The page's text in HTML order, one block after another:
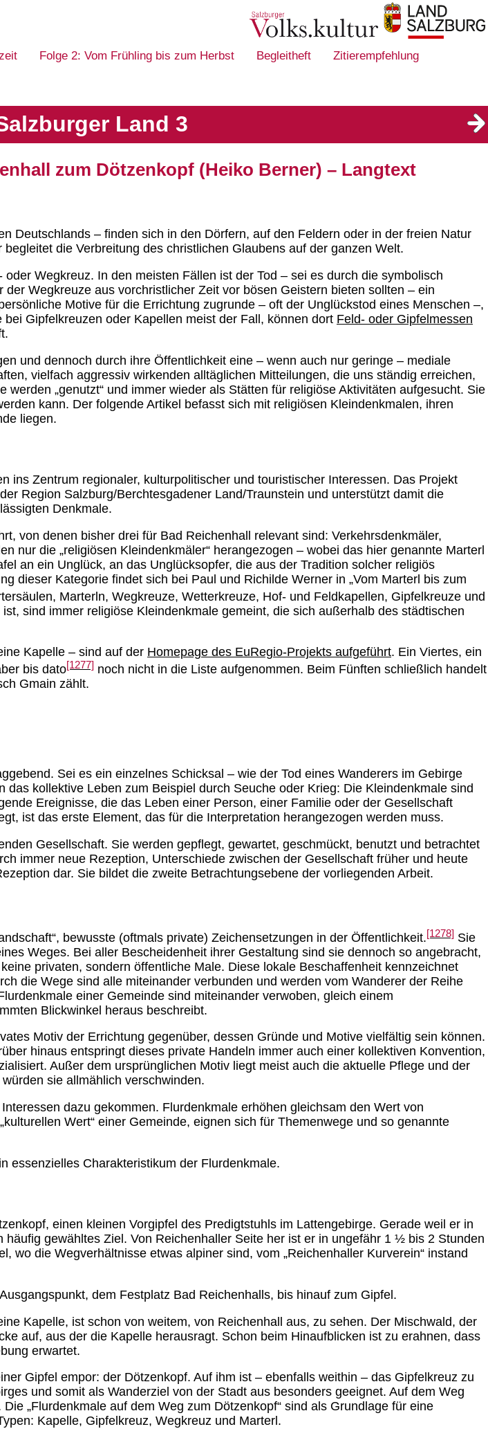
Folge 2: Vom Frühling bis zum Herbst Begleitheft Zitierempfehlung
Land 3
zum Dötzenkopf (Heiko Berner) – Langtext
Deutschlands – finden sich in den Dörfern, auf den Feldern oder in der freien Natur
die Verbreitung des christlichen Glaubens auf der ganzen Welt.
Wegkreuz. In den meisten Fällen ist der Tod – sei es durch die symbolisch
Wegkreuze aus vorchristlicher Zeit vor bösen Geistern bieten sollten – ein
Motive für die Errichtung zugrunde – oft der Unglückstod eines Menschen –,
Gipfelkreuzen oder Kapellen meist der Fall, können dort Feld- oder Gipfelmessen
und dennoch durch ihre Öffentlichkeit eine – wenn auch nur geringe – mediale
vielfach aggressiv wirkenden alltäglichen Mitteilungen, die uns ständig erreichen,
„genutzt“ und immer wieder als Stätten für religiöse Aktivitäten aufgesucht. Sie
kann. Der folgende Artikel befasst sich mit religiösen Kleindenkmalen, ihren
liegen.
Zentrum regionaler, kulturpolitischer und touristischer Interessen. Das Projekt
Region Salzburg/Berchtesgadener Land/Traunstein und unterstützt damit die
Denkmale.
von denen bisher drei für Bad Reichenhall relevant sind: Verkehrsdenkmäler,
nur die „religiösen Kleindenkmäler“ herangezogen – wobei das hier genannte Marterl
an ein Unglück, an das Unglücksopfer, die aus der Tradition solcher religiös
dieser Kategorie findet sich bei Paul und Richilde Werner in „Vom Marterl bis zum
Marterln, Wegkreuze, Wetterkreuze, Hof- und Feldkapellen, Gipfelkreuze und
sind immer religiöse Kleindenkmale gemeint, die sich außerhalb des städtischen
Kapelle – sind auf der Homepage des EuRegio-Projekts aufgeführt. Ein Viertes, ein
bis dato[1277] noch nicht in die Liste aufgenommen. Beim Fünften schließlich handelt
Gmain zählt.
Sei es ein einzelnes Schicksal – wie der Tod eines Wanderers im Gebirge
kollektive Leben zum Beispiel durch Seuche oder Krieg: Die Kleindenkmale sind
Ereignisse, die das Leben einer Person, einer Familie oder der Gesellschaft
ist das erste Element, das für die Interpretation herangezogen werden muss.
Gesellschaft. Sie werden gepflegt, gewartet, geschmückt, benutzt und betrachtet
immer neue Rezeption, Unterschiede zwischen der Gesellschaft früher und heute
dar. Sie bildet die zweite Betrachtungsebene der vorliegenden Arbeit.
bewusste (oftmals private) Zeichensetzungen in der Öffentlichkeit.[1278] Sie
Weges. Bei aller Bescheidenheit ihrer Gestaltung sind sie dennoch so angebracht,
privaten, sondern öffentliche Male. Diese lokale Beschaffenheit kennzeichnet
die Wege sind alle miteinander verbunden und werden vom Wanderer der Reihe
einer Gemeinde sind miteinander verwoben, gleich einem
Blickwinkel heraus beschreibt.
Motiv der Errichtung gegenüber, dessen Gründe und Motive vielfältig sein können.
hinaus entspringt dieses private Handeln immer auch einer kollektiven Konvention,
Außer dem ursprünglichen Motiv liegt meist auch die aktuelle Pflege und der
sie allmählich verschwinden.
dazu gekommen. Flurdenkmale erhöhen gleichsam den Wert von
Wert“ einer Gemeinde, eignen sich für Themenwege und so genannte
essenzielles Charakteristikum der Flurdenkmale.
einen kleinen Vorgipfel des Predigtstuhls im Lattengebirge. Gerade weil er in
gewähltes Ziel. Von Reichenhaller Seite her ist er in ungefähr 1 ½ bis 2 Stunden
die Wegverhältnisse etwas alpiner sind, vom „Reichenhaller Kurverein“ instand
dem Festplatz Bad Reichenhalls, bis hinauf zum Gipfel.
Kapelle, ist schon von weitem, von Reichenhall aus, zu sehen. Der Mischwald, der
auf, aus der die Kapelle herausragt. Schon beim Hinaufblicken ist zu erahnen, dass
erwartet.
Gipfel empor: der Dötzenkopf. Auf ihm ist – ebenfalls weithin – das Gipfelkreuz zu
und somit als Wanderziel von der Stadt aus besonders geeignet. Auf dem Weg
„Flurdenkmale auf dem Weg zum Dötzenkopf“ sind als Grundlage für eine
Kapelle, Gipfelkreuz, Wegkreuz und Marterl.